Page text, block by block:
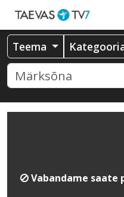
Teema
Vabandame saate